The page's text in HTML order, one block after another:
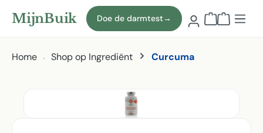
Naar hoofdinhoud
MijnBuik Doe de darmtest→
Home Shop op Ingrediënt Curcuma